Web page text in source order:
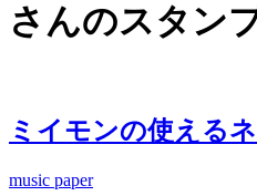
さんのスタン
ミイモンの使える
music paper